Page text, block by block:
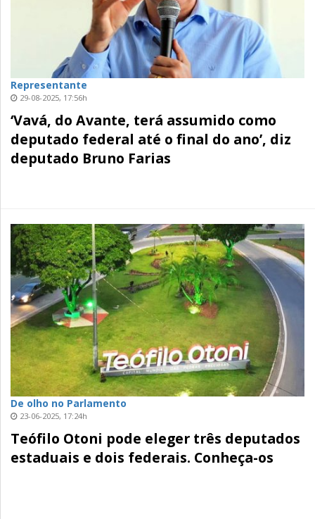
Representante
29-08-2025, 17:56h
‘Vavá, do Avante, terá assumido como
deputado federal até o final do ano’, diz
deputado Bruno Farias
De olho no Parlamento
23-06-2025, 17:24h
Teófilo Otoni pode eleger três deputados
estaduais e dois federais. Conheça-os